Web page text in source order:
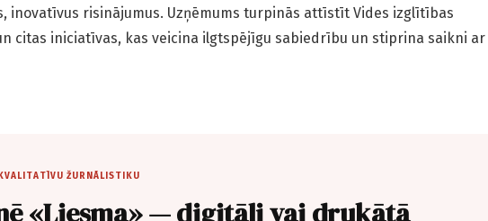
inovatīvus risinājumus. Uzņēmums turpinās attīstīt Vides izglītības
citas iniciatīvas, kas veicina ilgtspējīgu sabiedrību un stiprina saikni ar
ŽURNĀLISTIKU
«Liesma» — digitāli vai drukātā